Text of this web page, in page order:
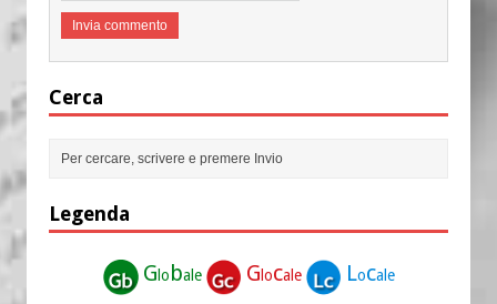
Cerca
Legenda
G lobale G locale Locale